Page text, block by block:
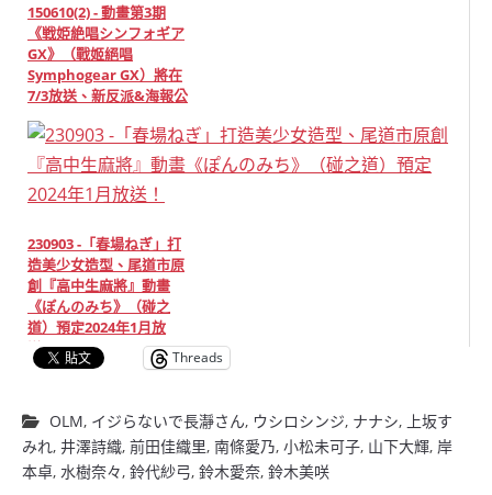
150610(2) - 動畫第3期
《戦姫絶唱シンフォギア
GX》（戰姬絕唱
Symphogear GX）將在
7/3放送、新反派&海報公
開！
230903 -「春場ねぎ」打
造美少女造型、尾道市原
創『高中生麻將』動畫
《ぽんのみち》（碰之
道）預定2024年1月放
送！
Threads
OLM, イジらないで長瀞さん, ウシロシンジ, ナナシ, 上坂す
みれ, 井澤詩織, 前田佳織里, 南條愛乃, 小松未可子, 山下大輝, 岸
本卓, 水樹奈々, 鈴代紗弓, 鈴木愛奈, 鈴木美咲